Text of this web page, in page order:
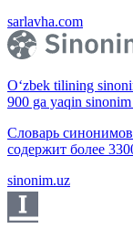
sarlavha.com
O‘zbek tilining
900 ga yaqin sinonim
Словарь
содержит более
sinonim.uz